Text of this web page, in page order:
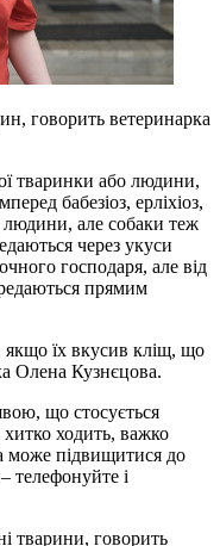
говорить ветеринарка
тваринки або людини,
бабезіоз, ерліхіоз,
людини, але собаки теж
через укуси
господаря, але від
прямим
якщо їх вкусив кліщ, що
Олена Кузнєцова.
що стосується
хитко ходить, важко
може підвищитися до
телефонуйте і
тварини, говорить